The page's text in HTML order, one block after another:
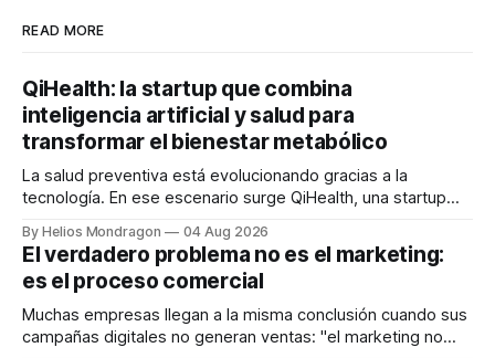
READ MORE
QiHealth: la startup que combina
inteligencia artificial y salud para
transformar el bienestar metabólico
La salud preventiva está evolucionando gracias a la
tecnología. En ese escenario surge QiHealth, una startup
dispositivos inteligentes, inteligencia artificial y monitoreo
en tiempo real para ayudar a las personas a tomar mejores
decisiones sobre su salud metabólica. Su propuesta busca
responder
By Helios Mondragon 04 Aug 2026
El verdadero problema no es el marketing:
es el proceso comercial
Muchas empresas llegan a la misma conclusión cuando sus
campañas digitales no generan ventas: "el marketing no